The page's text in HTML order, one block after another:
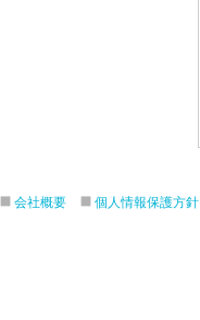
会社概要 個人情報保護方針